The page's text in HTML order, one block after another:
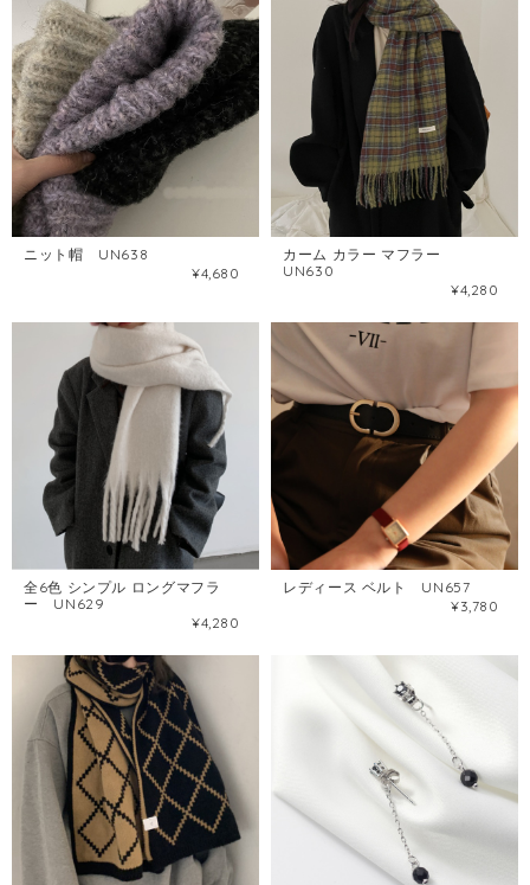
ニット帽 UN638
¥4,680
カーム カラー マフラー
UN630
¥4,280
全6色 シンプル ロングマフラ
ー UN629
¥4,280
レディース ベルト UN657
¥3,780